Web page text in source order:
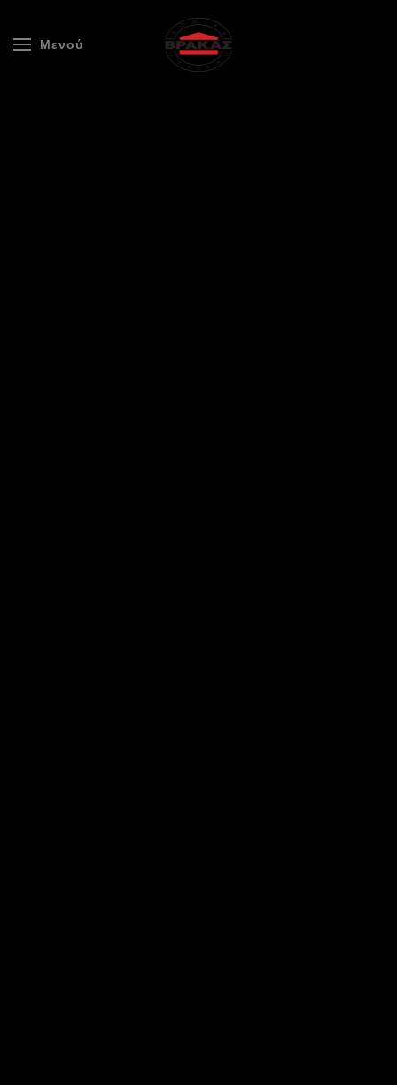
Skip to main content
Μενού